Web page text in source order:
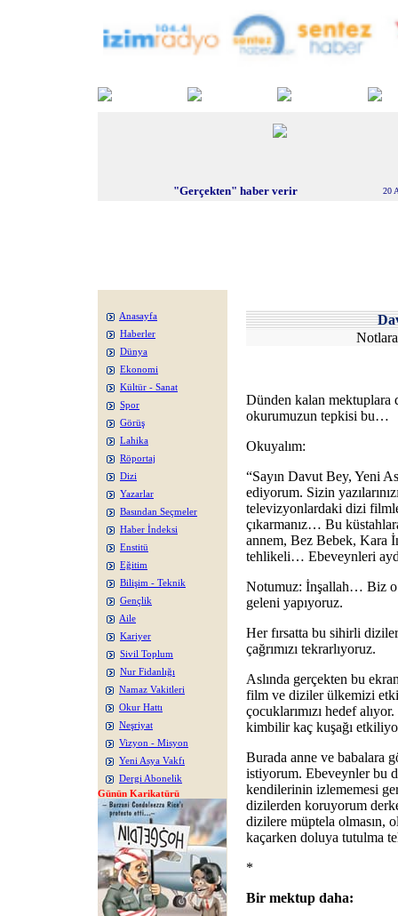
"Gerçekten" haber verir 20
Anasayfa
Haberler
Dünya
Ekonomi
Kültür - Sanat
Spor
Görüş
Lahika
Röportaj
Dizi
Yazarlar
Basından Seçmeler
Haber İndeksi
Enstitü
Eğitim
Bilişim - Teknik
Gençlik
Aile
Kariyer
Sivil Toplum
Nur Fidanlığı
Namaz Vakitleri
Okur Hattı
Neşriyat
Vizyon - Misyon
Yeni Asya Vakfı
Dergi Abonelik
Günün Karikatürü
Dünden kalan mektuplara
okurumuzun tepkisi bu…
Okuyalım:
“Sayın Davut Bey, Yeni
ediyorum. Sizin
televizyonlardaki dizi
çıkarmanız… Bu
annem, Bez Bebek, Kara
tehlikeli… Ebeveynleri
Notumuz: İnşallah… Biz o
geleni yapıyoruz.
Her fırsatta bu sihirli
çağrımızı tekrarlıyoruz.
Aslında gerçekten bu
film ve diziler ülkemizi
çocuklarımızı hedef
kimbilir kaç kuşağı
Burada anne ve babalara
istiyorum. Ebeveynler bu
kendilerinin izlememesi
dizilerden koruyorum
dizilere müptela olmasın,
kaçarken doluya tutulma
*
Bir mektup daha: